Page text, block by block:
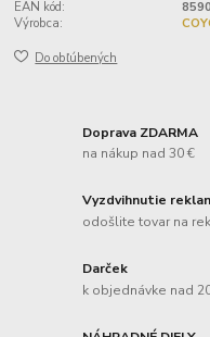
EAN kód:
Výrobca:
Do obľúbených
Doprava ZDARMA
na nákup nad 30 €
Vyzdvihnutie
odošlite tovar na
Darček
k objednávke nad